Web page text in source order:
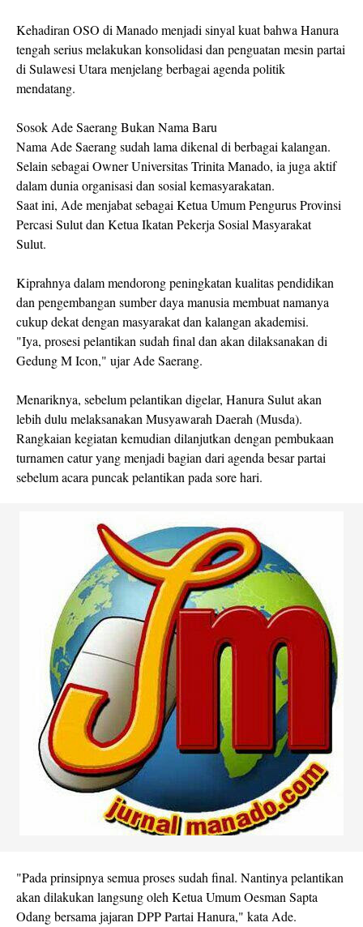
Kehadiran OSO di Manado menjadi sinyal kuat bahwa Hanura
tengah serius melakukan konsolidasi dan penguatan mesin partai
di Sulawesi Utara menjelang berbagai agenda politik
mendatang.
Sosok Ade Saerang Bukan Nama Baru
Nama Ade Saerang sudah lama dikenal di berbagai kalangan.
Selain sebagai Owner Universitas Trinita Manado, ia juga aktif
dalam dunia organisasi dan sosial kemasyarakatan.
Saat ini, Ade menjabat sebagai Ketua Umum Pengurus Provinsi
Percasi Sulut dan Ketua Ikatan Pekerja Sosial Masyarakat
Sulut.
Kiprahnya dalam mendorong peningkatan kualitas pendidikan
dan pengembangan sumber daya manusia membuat namanya
cukup dekat dengan masyarakat dan kalangan akademisi.
"Iya, prosesi pelantikan sudah final dan akan dilaksanakan di
Gedung M Icon," ujar Ade Saerang.
Menariknya, sebelum pelantikan digelar, Hanura Sulut akan
lebih dulu melaksanakan Musyawarah Daerah (Musda).
Rangkaian kegiatan kemudian dilanjutkan dengan pembukaan
turnamen catur yang menjadi bagian dari agenda besar partai
sebelum acara puncak pelantikan pada sore hari.
"Pada prinsipnya semua proses sudah final. Nantinya pelantikan
akan dilakukan langsung oleh Ketua Umum Oesman Sapta
Odang bersama jajaran DPP Partai Hanura," kata Ade.